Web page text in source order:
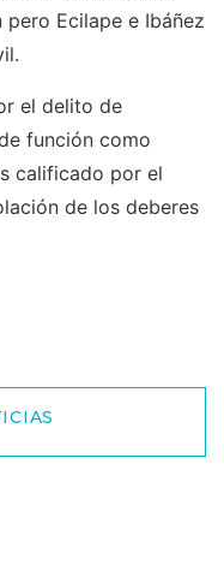
Ecilape e Ibáñez
el delito de
función como
calificado por el
de los deberes